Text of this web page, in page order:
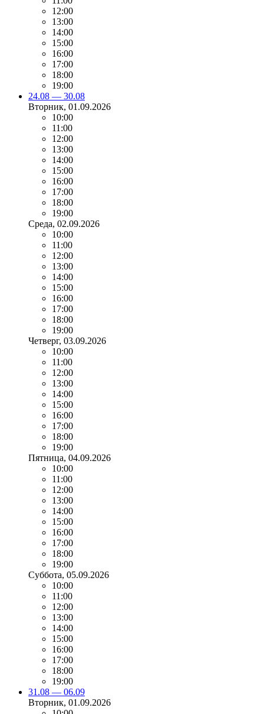
12:00
13:00
14:00
15:00
16:00
17:00
18:00
19:00
24.08 — 30.08
Вторник, 01.09.2026
10:00
11:00
12:00
13:00
14:00
15:00
16:00
17:00
18:00
19:00
Среда, 02.09.2026
10:00
11:00
12:00
13:00
14:00
15:00
16:00
17:00
18:00
19:00
Четверг, 03.09.2026
10:00
11:00
12:00
13:00
14:00
15:00
16:00
17:00
18:00
19:00
Пятница, 04.09.2026
10:00
11:00
12:00
13:00
14:00
15:00
16:00
17:00
18:00
19:00
Суббота, 05.09.2026
10:00
11:00
12:00
13:00
14:00
15:00
16:00
17:00
18:00
19:00
31.08 — 06.09
Вторник, 01.09.2026